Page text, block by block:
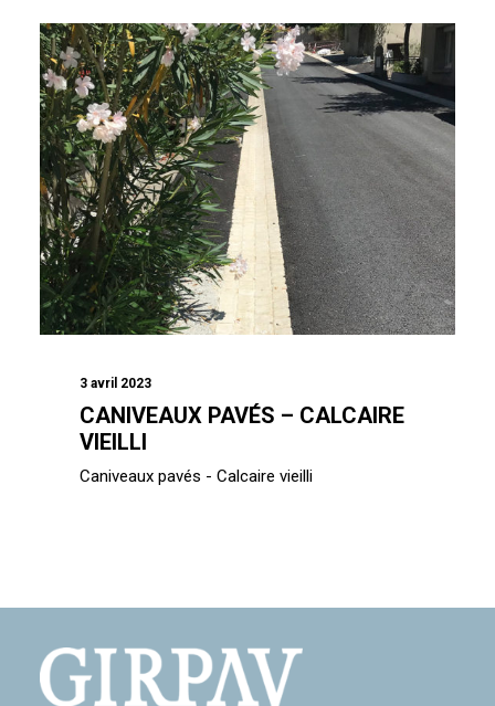
3 avril 2023
CANIVEAUX PAVÉS – CALCAIRE
VIEILLI
Caniveaux pavés - Calcaire vieilli